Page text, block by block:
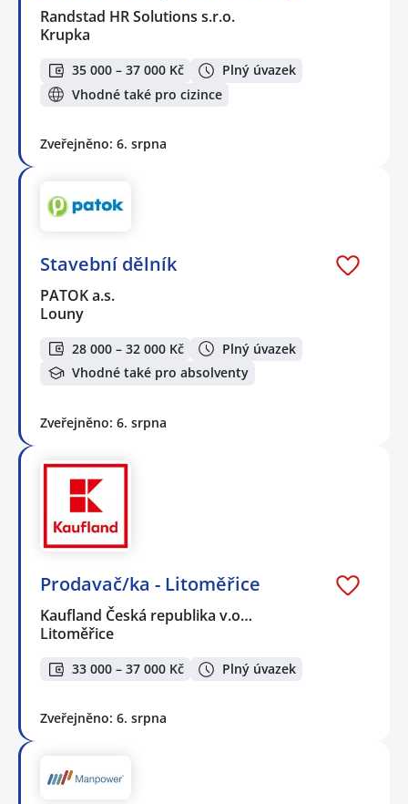
Randstad HR Solutions s.r.o.
Krupka
35 000 – 37 000 Kč
Plný úvazek
Vhodné také pro cizince
Zveřejněno: 6. srpna
Stavební dělník
PATOK a.s.
Louny
28 000 – 32 000 Kč
Plný úvazek
Vhodné také pro absolventy
Zveřejněno: 6. srpna
Prodavač/ka - Litoměřice
Kaufland Česká republika v.o…
Litoměřice
33 000 – 37 000 Kč Plný úvazek
Zveřejněno: 6. srpna